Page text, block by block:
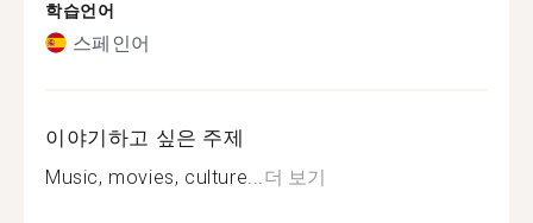
학습언어
스페인어
이야기하고 싶은 주제
Music, movies, culture... 더 보기